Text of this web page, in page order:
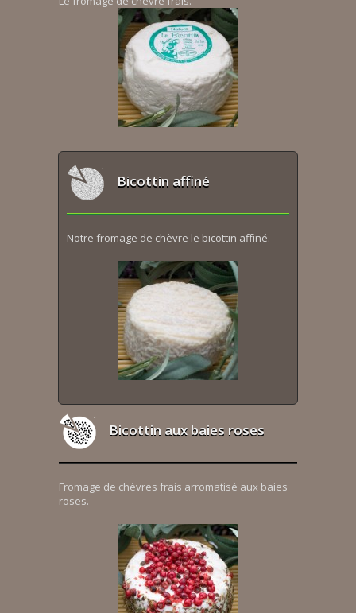
Bicottin affiné
Notre fromage de chèvre le bicottin affiné.
Bicottin aux baies roses
Fromage de chèvres frais arromatisé aux baies
roses.